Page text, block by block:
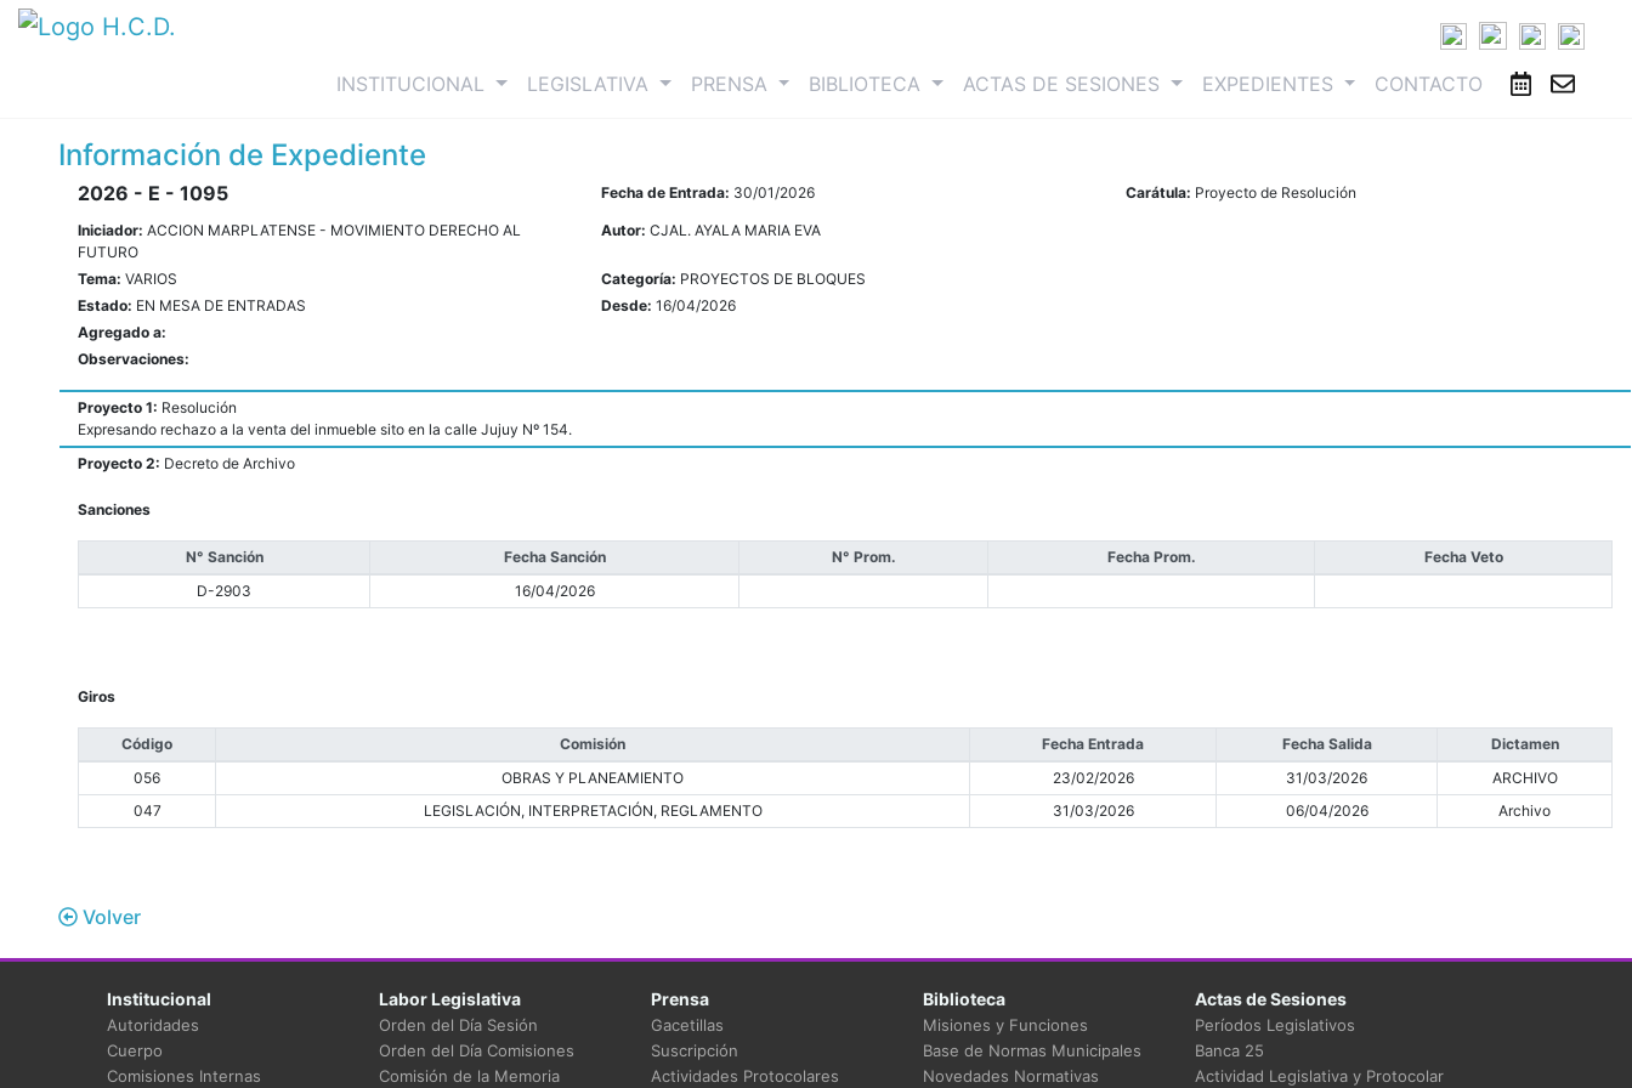
INSTITUCIONAL (current)LEGISLATIVA PRENSA BIBLIOTECA ACTAS DE SESIONES EXPEDIENTES CONTACTO
Información de Expediente
2026 - E - 1095 Fecha de Entrada: 30/01/2026 Carátula: Proyecto de Resolución
Iniciador: ACCION MARPLATENSE - MOVIMIENTO DERECHO AL
FUTURO
Autor:CJAL. AYALA MARIA EVA
Tema: VARIOS Categoría: PROYECTOS DE BLOQUES
Estado: EN MESA DE ENTRADAS Desde:16/04/2026
Agregado a:
Observaciones:
Proyecto 1: Resolución
Expresando rechazo a la venta del inmueble sito en la calle Jujuy Nº 154.
Proyecto 2: Decreto de Archivo
Sanciones
N° Sanción Fecha Sanción N° Prom. Fecha Prom.
Fecha Veto
D-2903
16/04/2026
Giros
Código Comisión Fecha Entrada Fecha Salida
Dictamen
056
OBRAS Y PLANEAMIENTO 23/02/2026 31/03/2026
ARCHIVO
047
LEGISLACIÓN, INTERPRETACIÓN, REGLAMENTO 31/03/2026 06/04/2026 Archivo
Volver
Institucional
Autoridades
Cuerpo
Comisiones Internas
Labor Legislativa
Orden del Día Sesión
Orden del Día Comisiones
Comisión de la Memoria
Prensa
Gacetillas
Suscripción
Actividades Protocolares
Biblioteca
Misiones y Funciones
Base de Normas Municipales
Novedades Normativas
Actas de Sesiones
Períodos Legislativos
Banca 25
Actividad Legislativa y Protocolar